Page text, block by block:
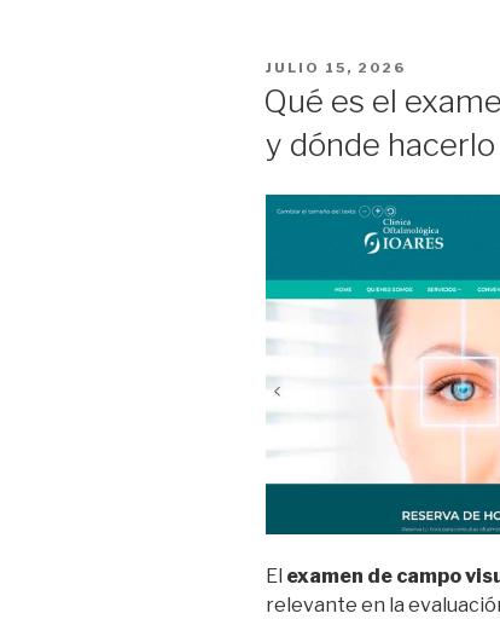
en
la
POSTED
ON
JULIO 15, 2026
Qué es el
y dónde
El examen de campo
relevante en la